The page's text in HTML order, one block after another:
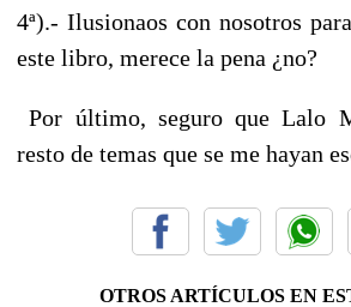
4ª).- Ilusionaos con nosotros
este libro, merece la pena ¿no?
Por último, seguro que Lalo
resto de temas que se me hayan
OTROS ARTÍCULOS EN